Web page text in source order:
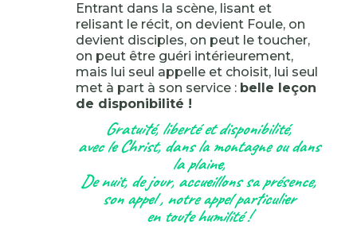
Entrant dans la scène, lisant et
relisant le récit, on devient Foule, on
devient disciples, on peut le toucher,
on peut être guéri intérieurement,
mais lui seul appelle et choisit, lui seul
met à part à son service : belle leçon
de disponibilité !
Gratuité, liberté et disponibilité,
avec le Christ, dans la montagne ou dans
la plaine,
De nuit, de jour, accueillons sa présence,
son appel , notre appel particulier
en toute humilité !